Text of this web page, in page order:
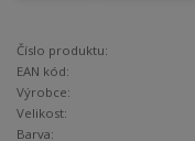
Číslo produktu:
EAN kód:
Výrobce:
Velikost:
Barva: